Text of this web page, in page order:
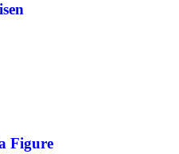
Figure